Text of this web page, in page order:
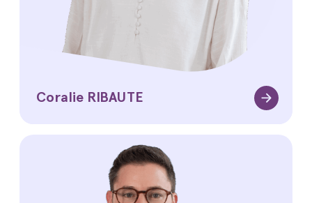
Coralie RIBAUTE